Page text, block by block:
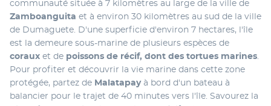
Zamboanguita et à environ 30 kilomètres au sud de la ville
de Dumaguete. D'une superficie d'environ 7 hectares, l'île
coraux et de poissons de récif, dont des tortues marines
Pour profiter et découvrir la vie marine dans cette zone
protégée, partez de Malatapay à bord d'un bateau à